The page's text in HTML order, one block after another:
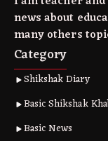
news about
many others
Category
Shikshak Diary
Basic Shikshak
Basic News